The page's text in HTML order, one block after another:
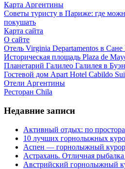
Карта Аргентины
Советы туристу в Париже: где
покушать
Карта сайта
О сайте
Отель Virginia Departamentos в Сане
Историческая площадь Plaza de
Планетарий Галилео Галилея в
Гостевой дом Apart Hotel Cabildo
Отели Аргентины
Ресторан Chila
Недавние записи
Активный отдых: по
10 лучших горнолыжных
Аспен — горнолыжный
Астрахань. Отличная
Австрийский горнолыжный